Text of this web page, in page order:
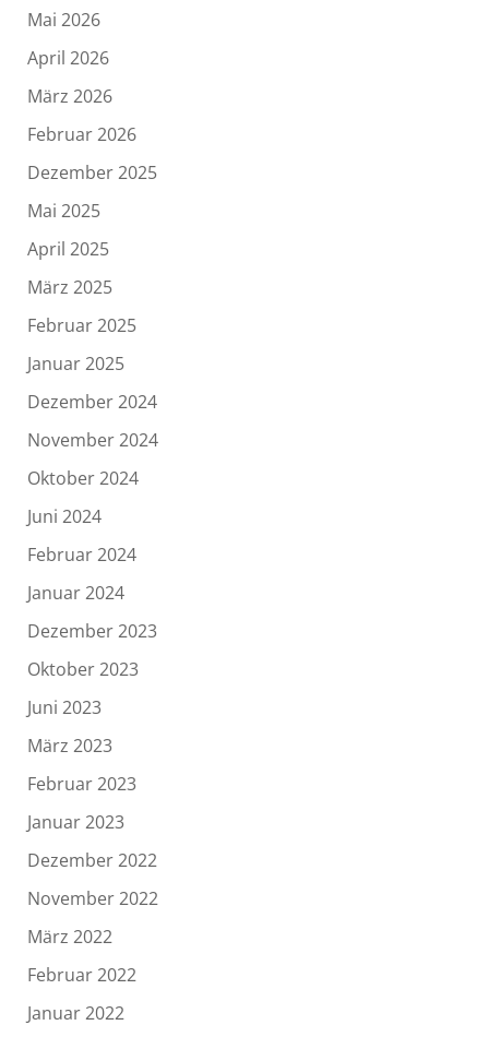
Mai 2026
April 2026
März 2026
Februar 2026
Dezember 2025
Mai 2025
April 2025
März 2025
Februar 2025
Januar 2025
Dezember 2024
November 2024
Oktober 2024
Juni 2024
Februar 2024
Januar 2024
Dezember 2023
Oktober 2023
Juni 2023
März 2023
Februar 2023
Januar 2023
Dezember 2022
November 2022
März 2022
Februar 2022
Januar 2022